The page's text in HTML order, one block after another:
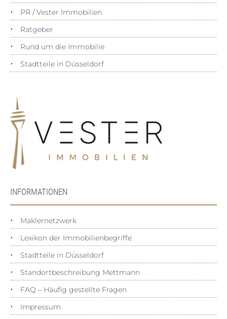
PR / Vester Immobilien
Ratgeber
Rund um die Immobilie
Stadtteile in Düsseldorf
INFORMATIONEN
Maklernetzwerk
Lexikon der Immobilienbegriffe
Stadtteile in Düsseldorf
Standortbeschreibung Mettmann
FAQ – Häufig gestellte Fragen
Impressum